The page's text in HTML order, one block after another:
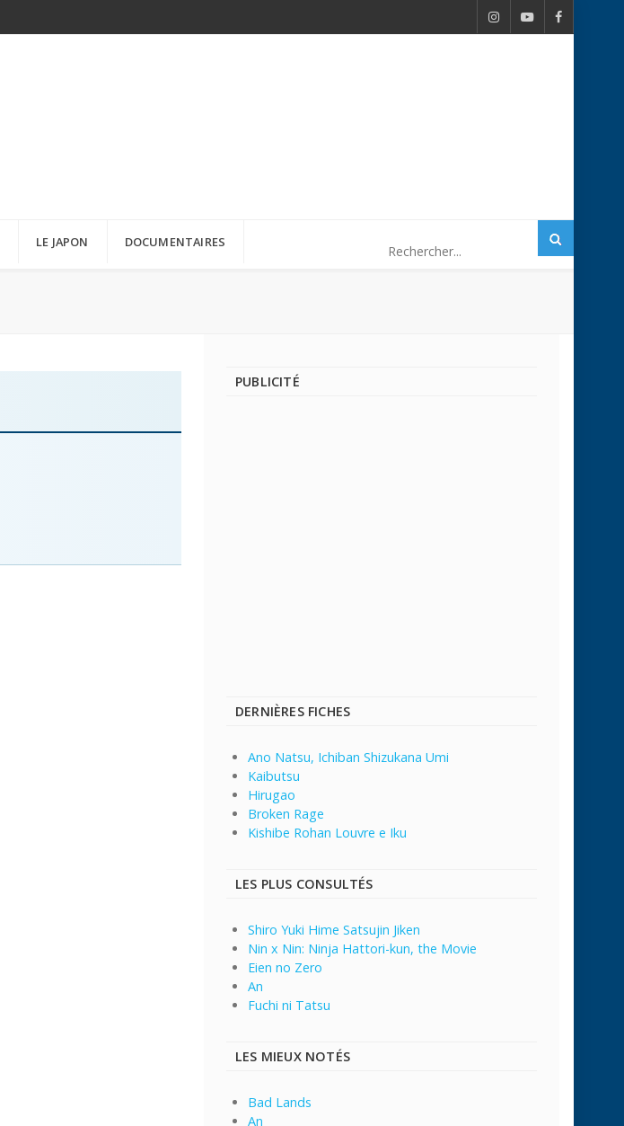
LE JAPON DOCUMENTAIRES
PUBLICITÉ
DERNIÈRES FICHES
Ano Natsu, Ichiban Shizukana Umi
Kaibutsu
Hirugao
Broken Rage
Kishibe Rohan Louvre e Iku
LES PLUS CONSULTÉS
Shiro Yuki Hime Satsujin Jiken
Nin x Nin: Ninja Hattori-kun, the Movie
Eien no Zero
An
Fuchi ni Tatsu
LES MIEUX NOTÉS
Bad Lands
An